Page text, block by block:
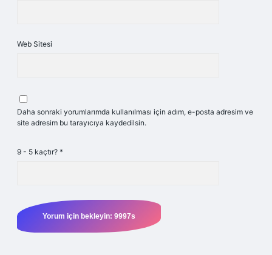
Web Sitesi
Daha sonraki yorumlarımda kullanılması için adım, e-posta adresim ve
site adresim bu tarayıcıya kaydedilsin.
9 - 5 kaçtır? *